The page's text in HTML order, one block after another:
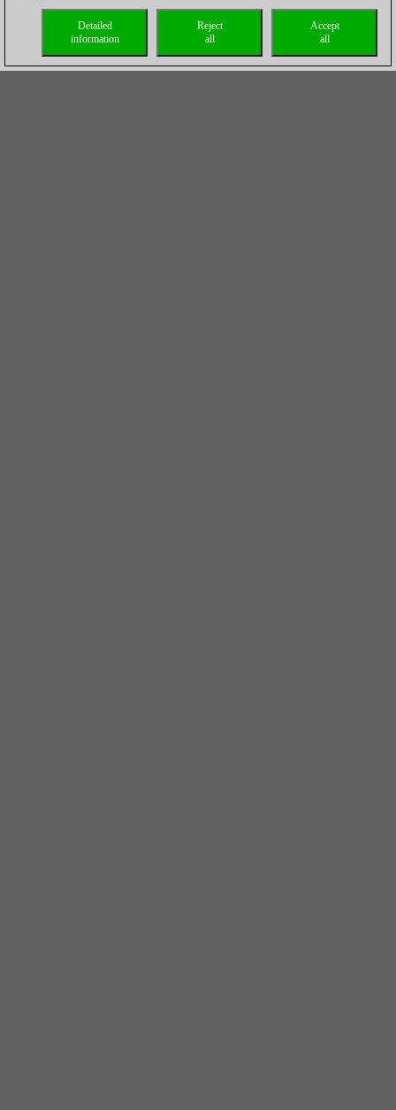
Accept
all
Reject
all
Detailed
information